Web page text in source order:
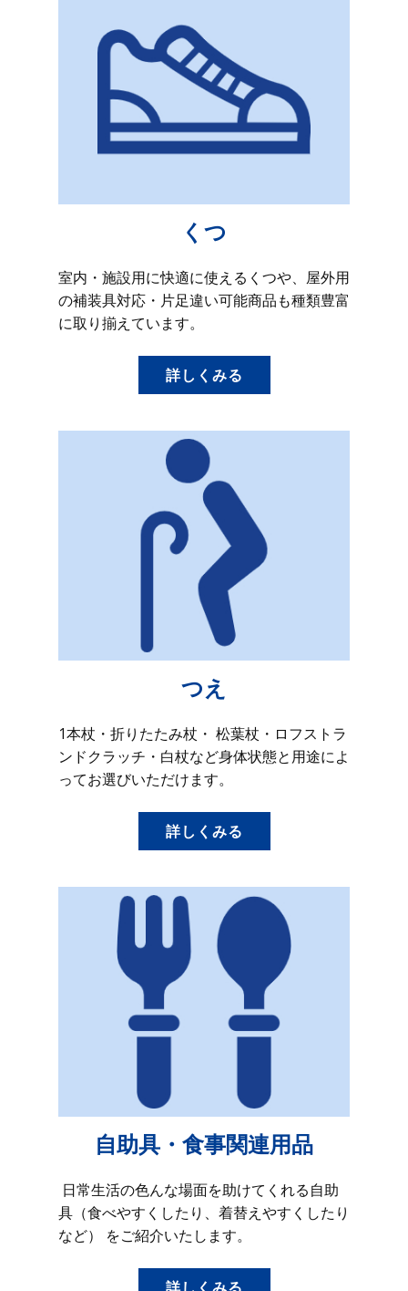
くつ
室内・施設用に快適に使えるくつや、屋外用
の補装具対応・片足違い可能商品も種類豊富
に取り揃えています。
詳しくみる
つえ
1本杖・折りたたみ杖・ 松葉杖・ロフストラ
ンドクラッチ・白杖など身体状態と用途によ
ってお選びいただけます。
詳しくみる
自助具・食事関連用品
日常生活の色んな場面を助けてくれる自助
具（食べやすくしたり、着替えやすくしたり
など） をご紹介いたします。